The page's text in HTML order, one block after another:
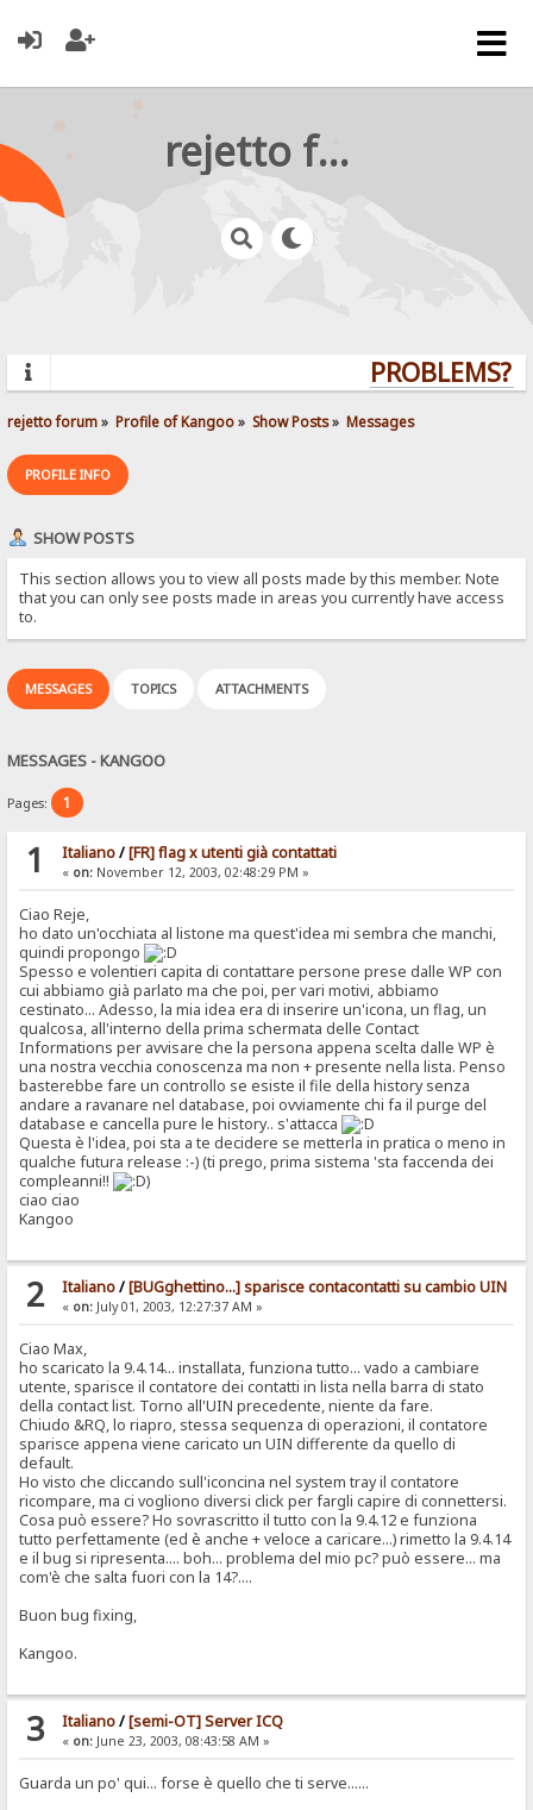
rejetto forum
PROBLEMS?
rejetto forum» Profile of Kangoo» Show Posts» Messages
PROFILE INFO
SHOW POSTS
This section allows you to view all posts made by this member. Note
that you can only see posts made in areas you currently have access
to.
MESSAGES TOPICS ATTACHMENTS
MESSAGES - KANGOO
Pages: 1
1 Italiano/[FR] flag x utenti già contattati
« on:November 12, 2003, 02:48:29 PM »
Ciao Reje,
ho dato un'occhiata al listone ma quest'idea mi sembra che manchi,
quindi propongo
Spesso e volentieri capita di contattare persone prese dalle WP con
cui abbiamo già parlato ma che poi, per vari motivi, abbiamo
cestinato... Adesso, la mia idea era di inserire un'icona, un flag, un
qualcosa, all'interno della prima schermata delle Contact
Informations per avvisare che la persona appena scelta dalle WP è
una nostra vecchia conoscenza ma non + presente nella lista. Penso
basterebbe fare un controllo se esiste il file della history senza
andare a ravanare nel database, poi ovviamente chi fa il purge del
database e cancella pure le history.. s'attacca
Questa è l'idea, poi sta a te decidere se metterla in pratica o meno in
qualche futura release :-) (ti prego, prima sistema 'sta faccenda dei
compleanni!!
)
ciao ciao
Kangoo
2 Italiano/[BUGghettino...] sparisce contacontatti su cambio UIN
« on:July 01, 2003, 12:27:37 AM »
Ciao Max,
ho scaricato la 9.4.14... installata, funziona tutto... vado a cambiare
utente, sparisce il contatore dei contatti in lista nella barra di stato
della contact list. Torno all'UIN precedente, niente da fare.
Chiudo &RQ, lo riapro, stessa sequenza di operazioni, il contatore
sparisce appena viene caricato un UIN differente da quello di
default.
Ho visto che cliccando sull'iconcina nel system tray il contatore
ricompare, ma ci vogliono diversi click per fargli capire di connettersi.
Cosa può essere? Ho sovrascritto il tutto con la 9.4.12 e funziona
tutto perfettamente (ed è anche + veloce a caricare...) rimetto la 9.4.14
e il bug si ripresenta.... boh... problema del mio pc? può essere... ma
com'è che salta fuori con la 14?....
Buon bug fixing,
Kangoo.
3 Italiano/[semi-OT] Server ICQ
« on:June 23, 2003, 08:43:58 AM »
Guarda un po' qui... forse è quello che ti serve......